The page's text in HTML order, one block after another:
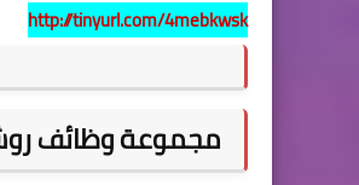
http://tinyurl.com/4mebkwsk
مجموعة وظائف